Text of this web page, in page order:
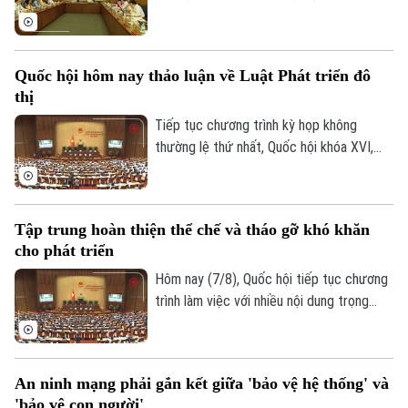
phải căn cứ vào tình hình, đặc điểm của
Quốc hội hôm nay thảo luận về Luật Phát triển đô
thị
Tiếp tục chương trình kỳ họp không
thường lệ thứ nhất, Quốc hội khóa XVI,
triển đô thị.
Tập trung hoàn thiện thể chế và tháo gỡ khó khăn
cho phát triển
Hôm nay (7/8), Quốc hội tiếp tục chương
trình làm việc với nhiều nội dung trọng
được kỳ vọng tháo gỡ điểm nghẽn về thể
An ninh mạng phải gắn kết giữa 'bảo vệ hệ thống' và